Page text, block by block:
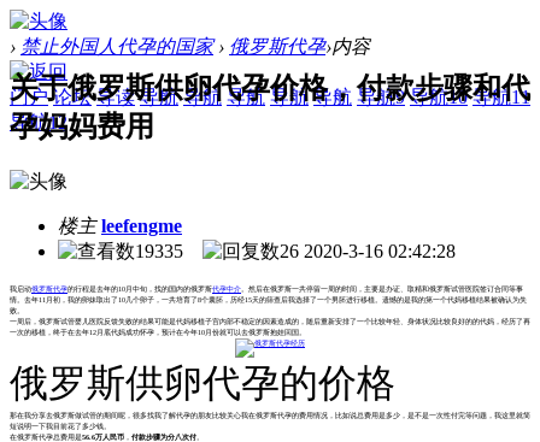
› 禁止外国人代孕的国家 › 俄罗斯代孕›内容
门户 论坛 导读 导航 导航 导航 导航 导航 导航9 导航10 导航11
导航12
关于俄罗斯供卵代孕价格，付款步骤和代
孕妈妈费用
楼主 leefengme
19335
26 2020-3-16 02:42:28
我启动俄罗斯代孕的行程是去年的10月中旬，找的国内的俄罗斯代孕中介 。然后在俄罗斯一共停留一周的时间，主要是办证、取精和俄罗斯试管医院签订合同等事
情。去年11月初，我的卵妹取出了10几个卵子，一共培育了8个囊胚，历经15天的筛查后我选择了一个男胚进行移植。遗憾的是我的第一个代妈移植结果被确认为失
败。
一周后，俄罗斯试管婴儿医院反馈失败的结果可能是代妈移植子宫内部不稳定的因素造成的，随后重新安排了一个比较年轻、身体状况比较良好的的代妈，经历了再
一次的移植，终于在去年12月底代妈成功怀孕，预计在今年10月份就可以去俄罗斯抱娃回国。
俄罗斯供卵代孕的价格
那在我分享去俄罗斯做试管的期间呢，很多找我了解代孕的朋友比较关心我在俄罗斯代孕的费用情况，比如说总费用是多少，是不是一次性付完等问题，我这里就简
短说明一下我目前花了多少钱。
在俄罗斯代孕总费用是56.6万人民币 付款步骤为分八次付